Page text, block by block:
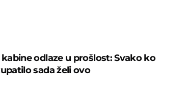
odlaze u prošlost: Svako ko
sada želi ovo